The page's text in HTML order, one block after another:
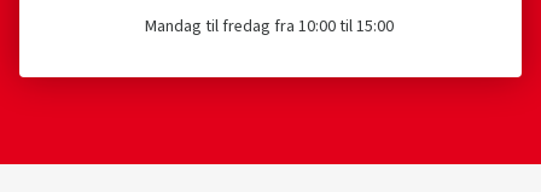
Mandag til fredag fra 10:00 til 15:00